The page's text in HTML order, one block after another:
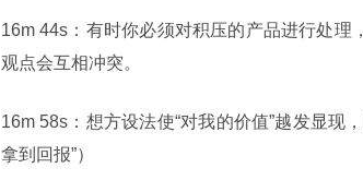
16m 44s：有时你必须对积压的产品进行处
观点会互相冲突。
16m 58s：想方设法使“对我的价值”越发显现
拿到回报”）